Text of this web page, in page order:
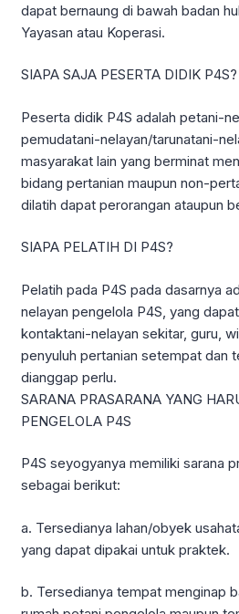
dapat bernaung di bawah badan
Yayasan atau Koperasi.
SIAPA SAJA PESERTA DIDIK P4S?
Peserta didik P4S adalah petani-
pemudatani-nelayan/tarunatani-
masyarakat lain yang berminat
bidang pertanian maupun non-
dilatih dapat perorangan ataupun
SIAPA PELATIH DI P4S?
Pelatih pada P4S pada dasarnya
nelayan pengelola P4S, yang
kontaktani-nelayan sekitar, guru,
penyuluh pertanian setempat dan
dianggap perlu.
SARANA PRASARANA YANG
PENGELOLA P4S
P4S seyogyanya memiliki sarana
sebagai berikut:
a. Tersedianya lahan/obyek
yang dapat dipakai untuk praktek.
b. Tersedianya tempat menginap